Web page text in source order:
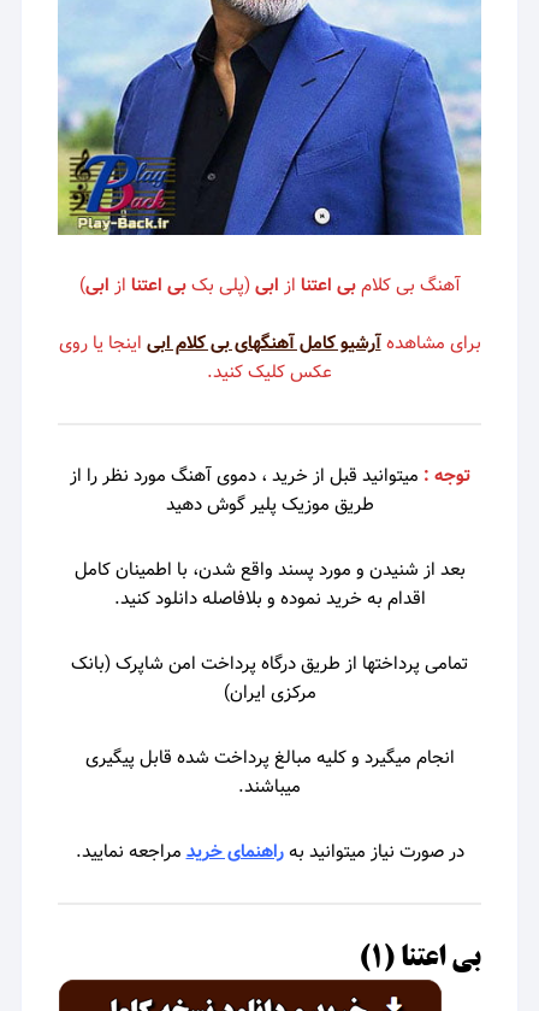
آهنگ بی کلامبی اعتنا از ابی(پلی بکبی اعتنا از ابی)
برای مشاهدهآرشیو کامل آهنگهای بی کلام ابی اینجا یا روی
عکس کلیک کنید.
توجه : میتوانید قبل از خرید ، دمویآهنگ مورد نظر را از
طریق موزیک پلیر گوش دهید
بعد از شنیدن و مورد پسند واقع شدن، با اطمینان کامل
اقدام به خرید نموده و بلافاصله دانلود کنید.
تمامی پرداختها از طریق درگاه پرداخت امن شاپرک (بانک
مرکزی ایران)
انجام میگیرد و کلیه مبالغ پرداخت شده قابل پیگیری
میباشند.
در صورت نیاز میتوانید به راهنمای خریدمراجعه نمایید.
بی اعتنا (۱)